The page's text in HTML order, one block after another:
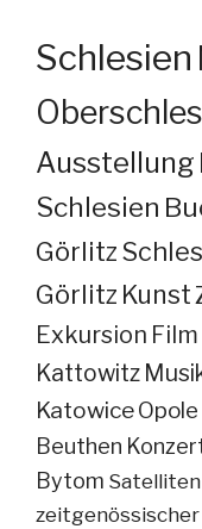
Schlesien
Ausstellung
Schlesien
Görlitz
Görlitz Kunst
Exkursion Film
Kattowitz
KatowiceOpole
Beuthen
Bytom